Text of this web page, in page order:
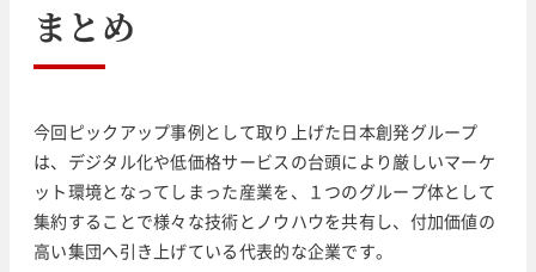
まとめ
今回ピックアップ事例として取り上げた日本創発グループ
は、デジタル化や低価格サービスの台頭により厳しいマーケ
ット環境となってしまった産業を、１つのグループ体として
集約することで様々な技術とノウハウを共有し、付加価値の
高い集団へ引き上げている代表的な企業です。